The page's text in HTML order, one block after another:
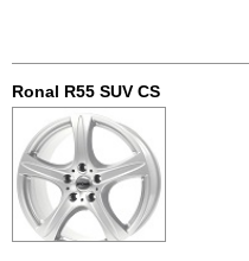
Ronal R55 SUV CS